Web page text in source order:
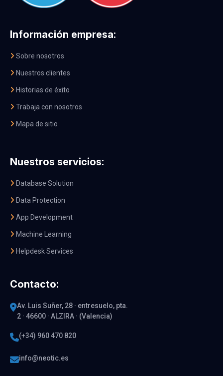
Información empresa:
Sobre nosotros
Nuestros clientes
Historias de éxito
Trabaja con nosotros
Mapa de sitio
Nuestros servicios:
Database Solution
Data Protection
App Development
Machine Learning
Helpdesk Services
Contacto:
Av. Luis Suñer, 28 · entresuelo, pta.
2 · 46600 · ALZIRA · (Valencia)
(+34) 960 470 820
info@neotic.es